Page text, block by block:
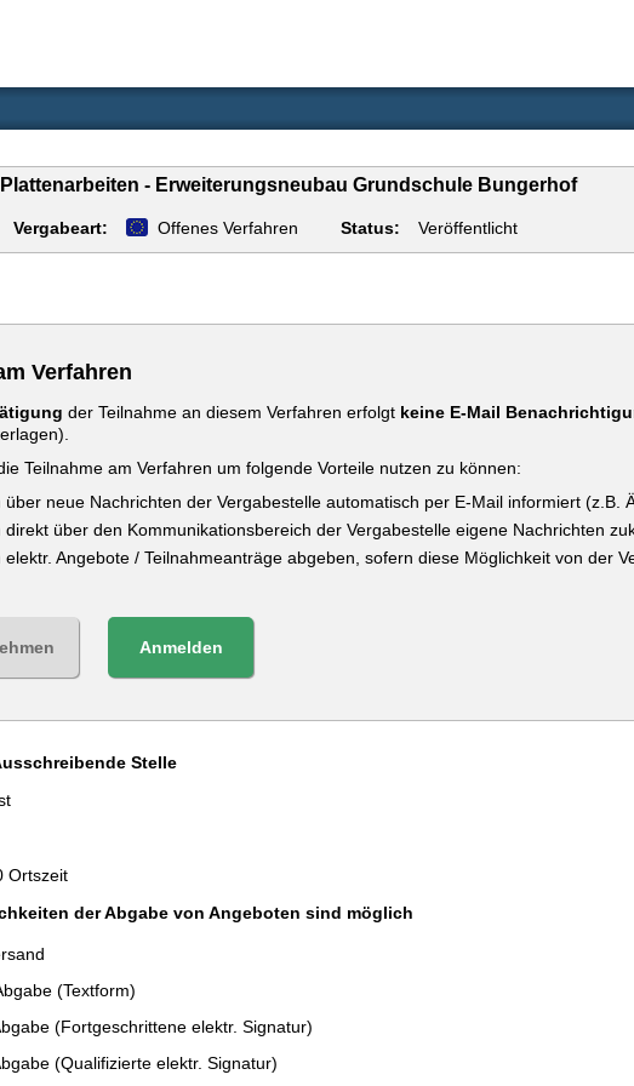
- Erweiterungsneubau Grundschule Bungerhof
Vergabeart: Offenes Verfahren Status: Veröffentlicht
Verfahren
der Teilnahme an diesem Verfahren erfolgt keine E-Mail
Teilnahme am Verfahren um folgende Vorteile nutzen zu können:
über neue Nachrichten der Vergabestelle automatisch per E-Mail informiert (z.B.
direkt über den Kommunikationsbereich der Vergabestelle eigene Nachrichten
elektr. Angebote / Teilnahmeanträge abgeben, sofern diese Möglichkeit von der
Anmelden
Stelle
Ortszeit
der Abgabe von Angeboten sind möglich
(Textform)
(Fortgeschrittene elektr. Signatur)
(Qualifizierte elektr. Signatur)